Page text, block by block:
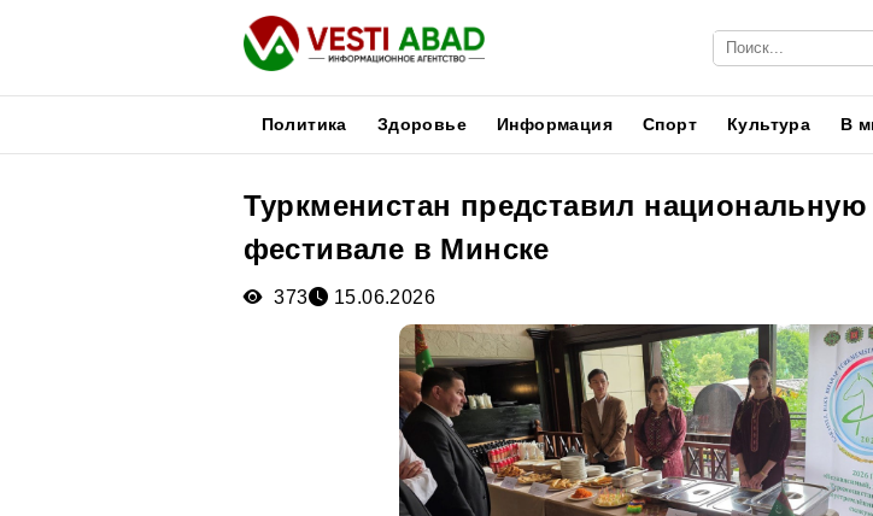
Политика Здоровье Информация Спорт Культура В
Туркменистан представил
фестивале в Минске
373 15.06.2026